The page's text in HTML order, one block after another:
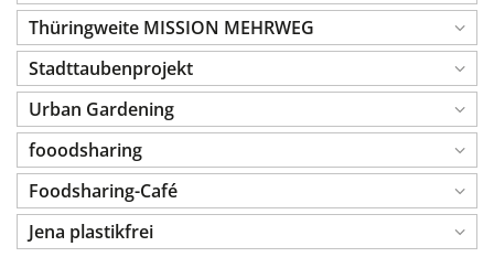
Thüringweite MISSION MEHRWEG
Stadttaubenprojekt
Urban Gardening
fooodsharing
Foodsharing-Café
Jena plastikfrei